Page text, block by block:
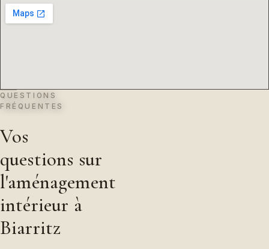
QUESTIONS
FRÉQUENTES
Vos
questions sur
l'aménagement
intérieur à
Biarritz